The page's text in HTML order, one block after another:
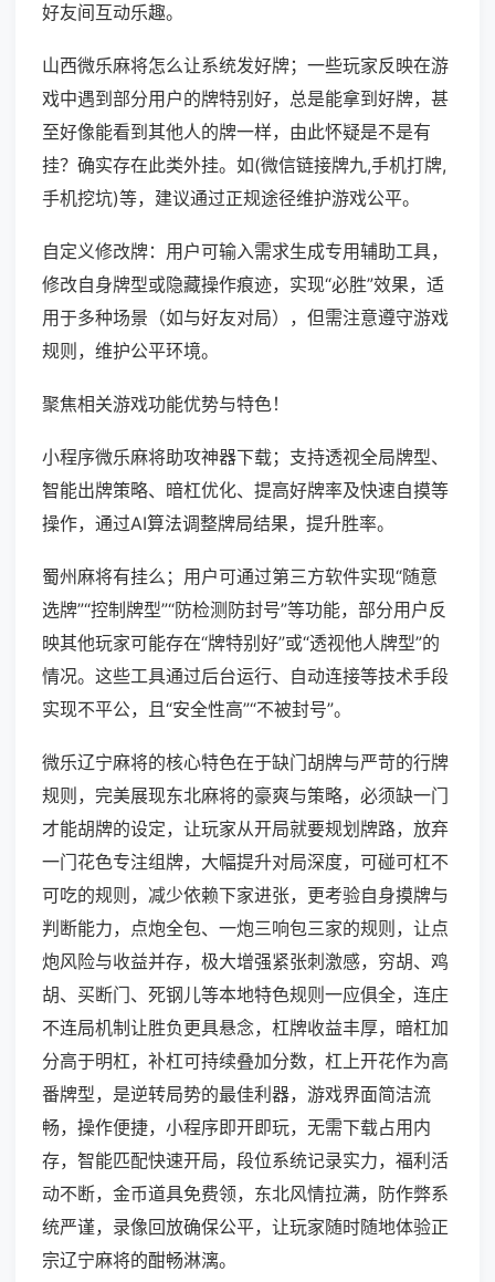
好友间互动乐趣。
山西微乐麻将怎么让系统发好牌；一些玩家反映在游
戏中遇到部分用户的牌特别好，总是能拿到好牌，甚
至好像能看到其他人的牌一样，由此怀疑是不是有
挂？确实存在此类外挂。如(微信链接牌九,手机打牌,
手机挖坑)等，建议通过正规途径维护游戏公平。
自定义修改牌：用户可输入需求生成专用辅助工具，
修改自身牌型或隐藏操作痕迹，实现“必胜”效果，适
用于多种场景（如与好友对局），但需注意遵守游戏
规则，维护公平环境。
聚焦相关游戏功能优势与特色！
小程序微乐麻将助攻神器下载；支持透视全局牌型、
智能出牌策略、暗杠优化、提高好牌率及快速自摸等
操作，通过AI算法调整牌局结果，提升胜率。
蜀州麻将有挂么；用户可通过第三方软件实现“随意
选牌”“控制牌型”“防检测防封号”等功能，部分用户反
映其他玩家可能存在“牌特别好”或“透视他人牌型”的
情况。这些工具通过后台运行、自动连接等技术手段
实现不平公，且“安全性高”“不被封号”。
微乐辽宁麻将的核心特色在于缺门胡牌与严苛的行牌
规则，完美展现东北麻将的豪爽与策略，必须缺一门
才能胡牌的设定，让玩家从开局就要规划牌路，放弃
一门花色专注组牌，大幅提升对局深度，可碰可杠不
可吃的规则，减少依赖下家进张，更考验自身摸牌与
判断能力，点炮全包、一炮三响包三家的规则，让点
炮风险与收益并存，极大增强紧张刺激感，穷胡、鸡
胡、买断门、死钢儿等本地特色规则一应俱全，连庄
不连局机制让胜负更具悬念，杠牌收益丰厚，暗杠加
分高于明杠，补杠可持续叠加分数，杠上开花作为高
番牌型，是逆转局势的最佳利器，游戏界面简洁流
畅，操作便捷，小程序即开即玩，无需下载占用内
存，智能匹配快速开局，段位系统记录实力，福利活
动不断，金币道具免费领，东北风情拉满，防作弊系
统严谨，录像回放确保公平，让玩家随时随地体验正
宗辽宁麻将的酣畅淋漓。